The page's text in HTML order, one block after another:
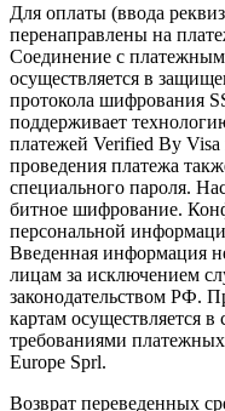
Для оплаты (ввода
перенаправлены на
Соединение с
осуществляется в
протокола шифрования
поддерживает
платежей Verified By Visa
проведения платежа
специального пароля.
битное шифрование.
персональной
Введенная информация
лицам за исключением
законодательством РФ.
картам осуществляется в
требованиями
Europe Sprl.
Возврат переведенных